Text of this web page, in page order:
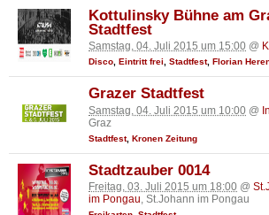
Kottulinsky Bühne am
Stadtfest
Samstag, 04. Juli 2015 um 15:00 @
Disco, Eintritt frei, Stadtfest, Florian
Grazer Stadtfest
Samstag, 04. Juli 2015 um 10:00 @
Graz
Stadtfest, Kronen Zeitung
Stadtzauber 0014
Freitag, 03. Juli 2015 um 18:00 @
im Pongau, St.Johann im Pongau